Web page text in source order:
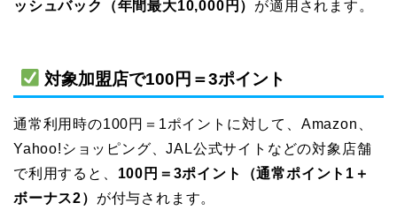
ッシュバック（年間最大10,000円） が適用されます。
対象加盟店で100円＝3ポイント
通常利用時の100円＝1ポイントに対して、Amazon、
Yahoo!ショッピング、JAL公式サイトなどの対象店舗
で利用すると、 100円＝3ポイント（通常ポイント1＋
ボーナス2） が付与されます。